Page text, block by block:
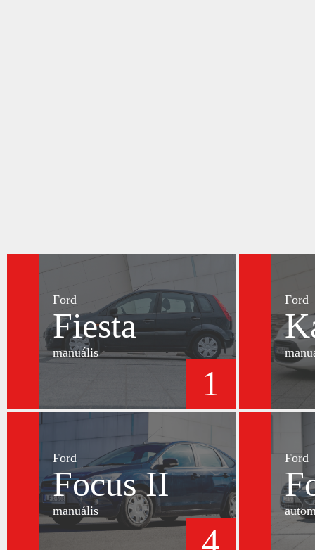
Ford
Fiesta
manuális
1
Ford
Ford
Focus II
manuális
4
Ford